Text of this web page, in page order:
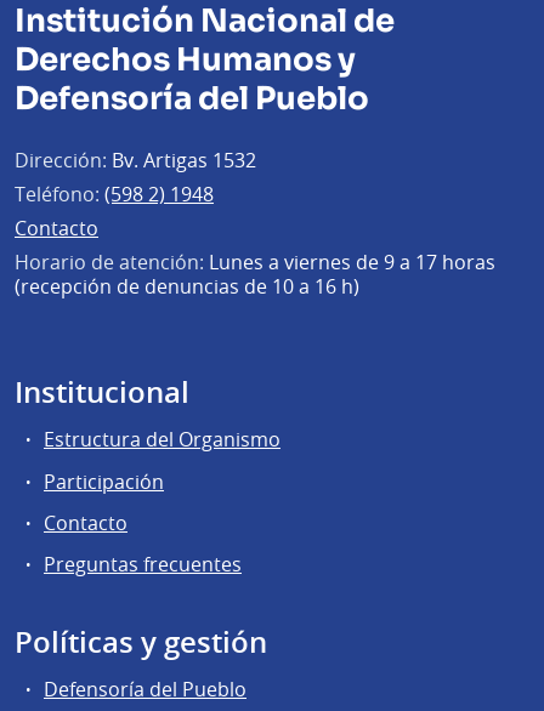
Institución Nacional de
Derechos Humanos y
Defensoría del Pueblo
Dirección: Bv. Artigas 1532
Teléfono: (598 2) 1948
Contacto
Horario de atención: Lunes a viernes de 9 a 17 horas
(recepción de denuncias de 10 a 16 h)
Institucional
Estructura del Organismo
Participación
Contacto
Preguntas frecuentes
Políticas y gestión
Defensoría del Pueblo